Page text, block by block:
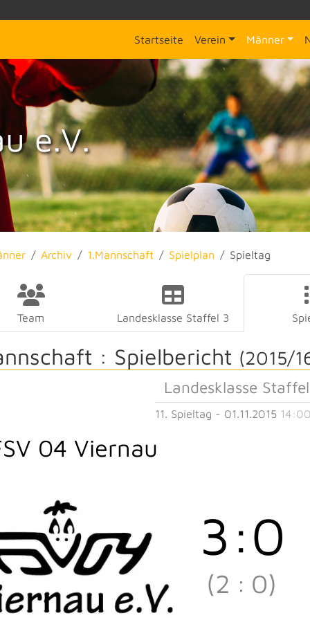
Startseite Verein Männer
e.V.
Archiv 1.Mannschaft Spielplan Spieltag
Team Landesklasse Staffel 3
: Spielbericht (2015/
Landesklasse
11. Spieltag - 01.11.2015
04 Viernau
3 :0
(2 : 0)